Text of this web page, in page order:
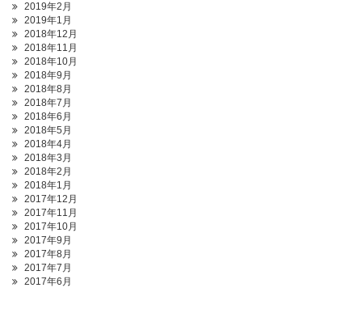
2019年2月
2019年1月
2018年12月
2018年11月
2018年10月
2018年9月
2018年8月
2018年7月
2018年6月
2018年5月
2018年4月
2018年3月
2018年2月
2018年1月
2017年12月
2017年11月
2017年10月
2017年9月
2017年8月
2017年7月
2017年6月